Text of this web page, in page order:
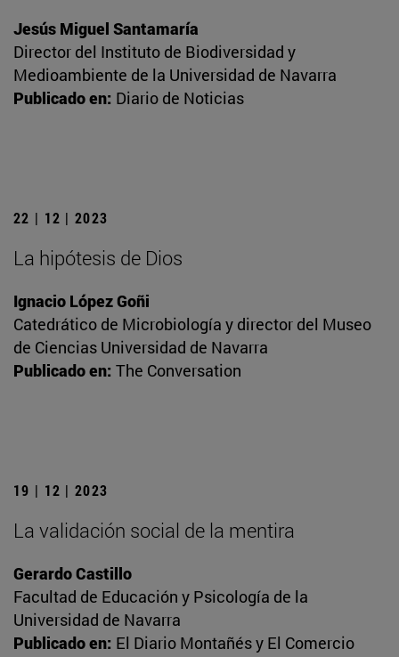
Jesús Miguel Santamaría
Director del Instituto de Biodiversidad y
Medioambiente de la Universidad de Navarra
Publicado en: Diario de Noticias
22 | 12 | 2023
La hipótesis de Dios
Ignacio López Goñi
Catedrático de Microbiología y director del Museo
de Ciencias Universidad de Navarra
Publicado en: The Conversation
19 | 12 | 2023
La validación social de la mentira
Gerardo Castillo
Facultad de Educación y Psicología de la
Universidad de Navarra
Publicado en: El Diario Montañés y El Comercio